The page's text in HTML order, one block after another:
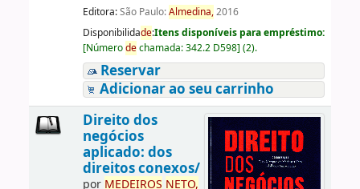
Editora:São Paulo:Almedina,2016
Disponibilidade:Itens disponíveis para empréstimo:
[Númerodechamada:342.2 D598] (2).
Reservar
Adicionar ao seu carrinho
Direito dos
negócios
aplicado: dos
direitos conexos/
por MEDEIROS NETO,